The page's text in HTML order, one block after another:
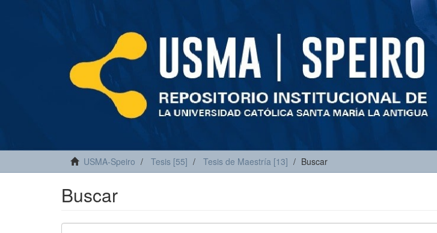
USMA-Speiro Tesis [55] Tesis de Maestría [13] Buscar
Buscar